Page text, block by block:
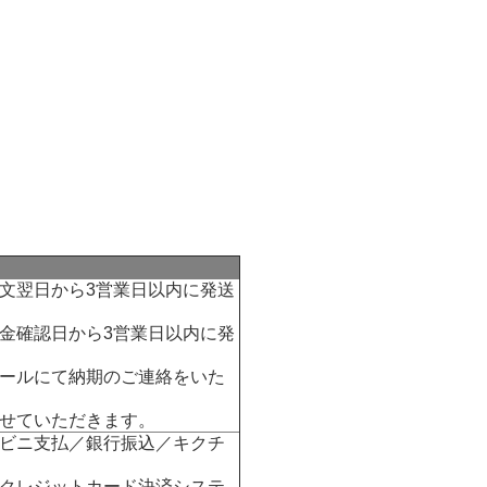
翌日から3営業日以内に発送
確認日から3営業日以内に発
ルにて納期のご連絡をいた
ていただきます。
ニ支払／銀行振込／キクチ